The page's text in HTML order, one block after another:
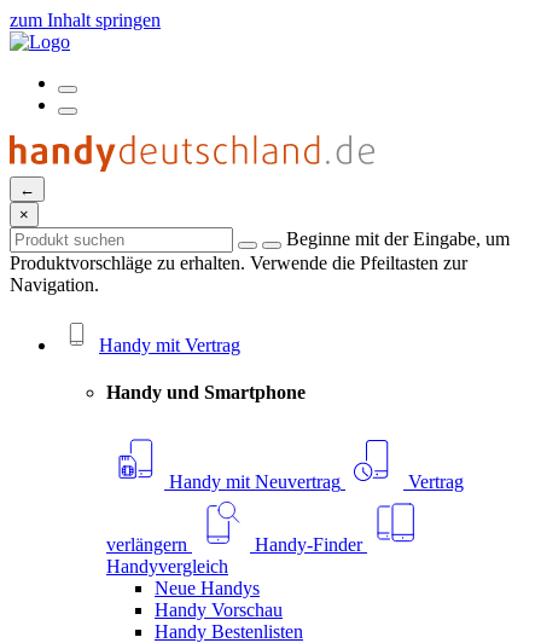
zum Inhalt springen
←
×
Beginne mit der Eingabe, um
Produktvorschläge zu erhalten. Verwende die Pfeiltasten zur
Navigation.
Handy mit Vertrag
Handy und Smartphone
Handy mit Neuvertrag Vertrag
verlängern
Handy-Finder
Handyvergleich
Neue Handys
Handy Vorschau
Handy Bestenlisten